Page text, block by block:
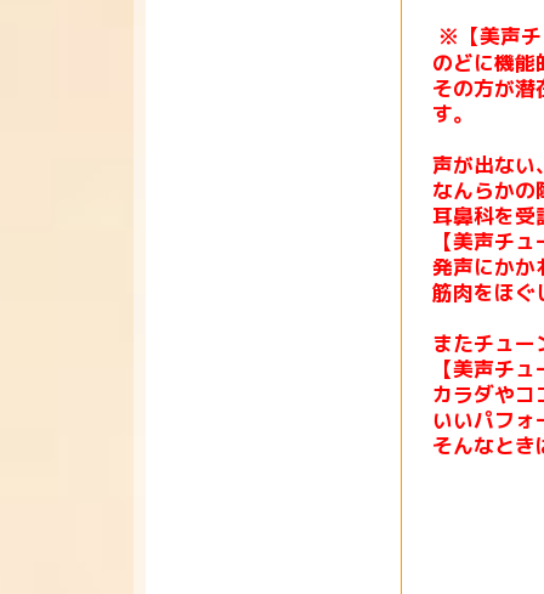
※【美声チ
のどに機能
その方が潜
す。
声が出ない
なんらかの
耳鼻科を受
【美声チ
発声にかか
筋肉をほぐ
またチュー
【美声チ
カラダやコ
いいパフォ
そんなとき